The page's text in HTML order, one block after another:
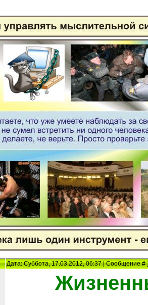
Дата: Суббота, 17.03.2012, 06:37 | Сообщение #